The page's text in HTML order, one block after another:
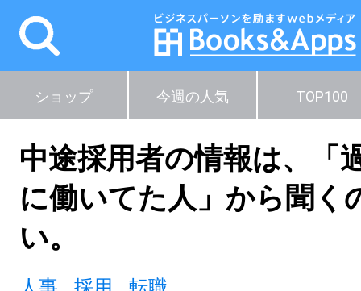
ショップ 今週の人気 TOP100
中途採用者の情報は、「
に働いてた人」から聞く
い。